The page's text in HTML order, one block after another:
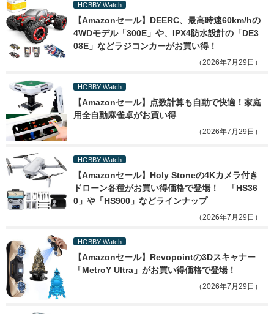
HOBBY Watch
【Amazonセール】DEERC、最高時速60km/hの
4WDモデル「300E」や、IPX4防水設計の「DE3
08E」などラジコンカーがお買い得！
（2026年7月29日）
HOBBY Watch
【Amazonセール】点数計算も自動で快適！家庭
用全自動麻雀卓がお買い得
（2026年7月29日）
HOBBY Watch
【Amazonセール】Holy Stoneの4Kカメラ付き
ドローン各種がお買い得価格で登場！　「HS36
0」や「HS900」などラインナップ
（2026年7月29日）
HOBBY Watch
【Amazonセール】Revopointの3Dスキャナー
「MetroY Ultra」がお買い得価格で登場！
（2026年7月29日）